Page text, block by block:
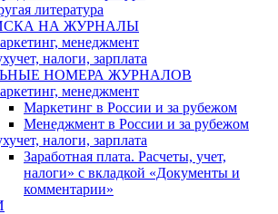
литература
НА ЖУРНАЛЫ
менеджмент
налоги, зарплата
НОМЕРА ЖУРНАЛОВ
менеджмент
Маркетинг в России и за рубежом
Менеджмент в России и за рубежом
налоги, зарплата
Заработная плата. Расчеты, учет,
налоги» с вкладкой «Документы и
комментарии»